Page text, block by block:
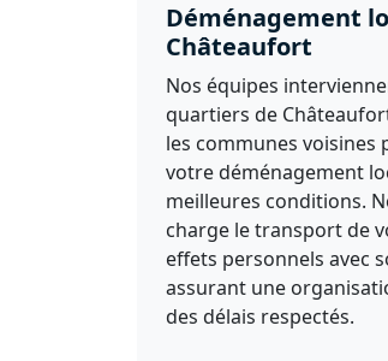
Déménagement
Châteaufort
Nos équipes
quartiers de
les communes voisines
votre déménagement
meilleures conditions.
charge le transport de
effets personnels avec
assurant une
des délais respectés.